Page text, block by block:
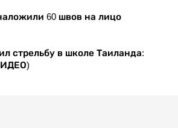
60 швов на лицо
стрельбу в школе Таиланда: